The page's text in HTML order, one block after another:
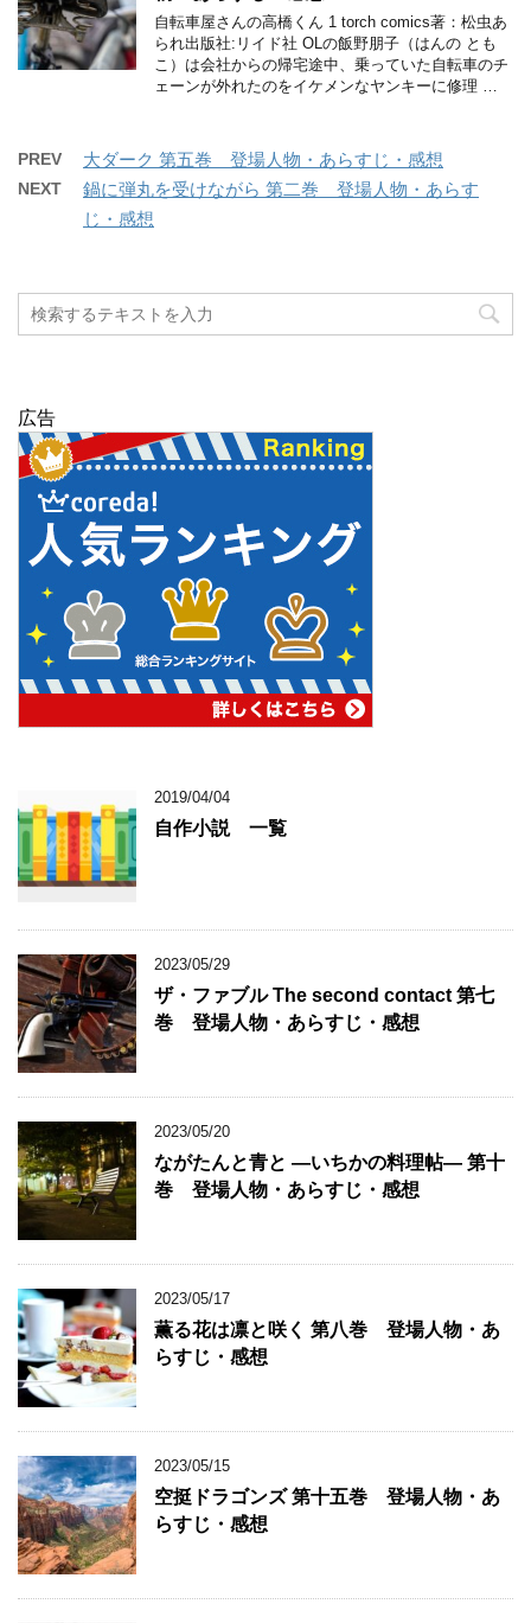
自転車屋さんの高橋くん 1 torch comics著：松虫あ
られ出版社:リイド社 OLの飯野朋子（はんの とも
こ）は会社からの帰宅途中、乗っていた自転車のチ
ェーンが外れたのをイケメンなヤンキーに修理 …
PREV 大ダーク 第五巻 登場人物・あらすじ・感想
NEXT
鍋に弾丸を受けながら 第二巻 登場人物・あらす
じ・感想
広告
2019/04/04
自作小説 一覧
2023/05/29
ザ・ファブル The second contact 第七
巻 登場人物・あらすじ・感想
2023/05/20
ながたんと青と ―いちかの料理帖― 第十
巻 登場人物・あらすじ・感想
2023/05/17
薫る花は凛と咲く 第八巻 登場人物・あ
らすじ・感想
2023/05/15
空挺ドラゴンズ 第十五巻 登場人物・あ
らすじ・感想